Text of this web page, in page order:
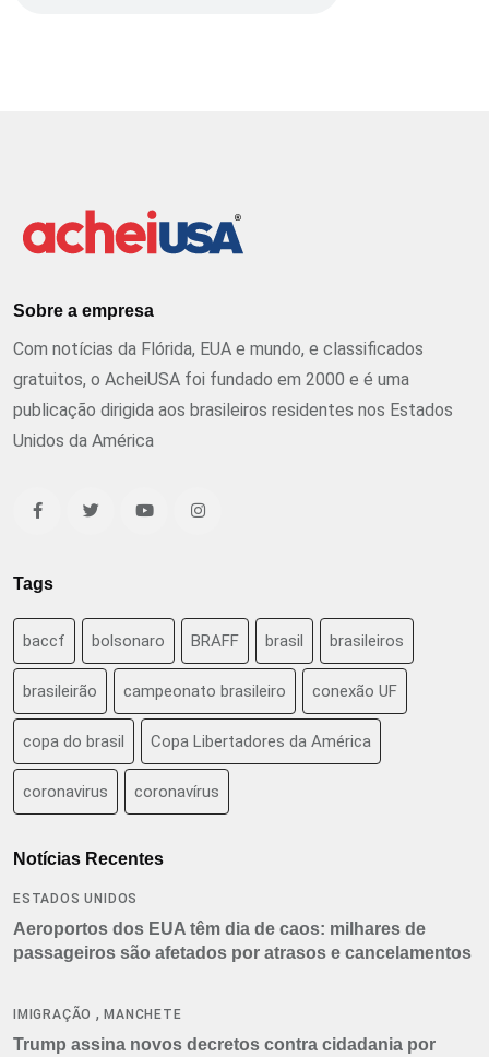
Sobre a empresa
Com notícias da Flórida, EUA e mundo, e classificados
gratuitos, o AcheiUSA foi fundado em 2000 e é uma
publicação dirigida aos brasileiros residentes nos Estados
Unidos da América
Tags
baccf bolsonaro BRAFF brasil brasileiros
brasileirão campeonato brasileiro conexão UF
copa do brasil Copa Libertadores da América
coronavirus coronavírus
Notícias Recentes
ESTADOS UNIDOS
Aeroportos dos EUA têm dia de caos: milhares de
passageiros são afetados por atrasos e cancelamentos
IMIGRAÇÃO ,MANCHETE
Trump assina novos decretos contra cidadania por